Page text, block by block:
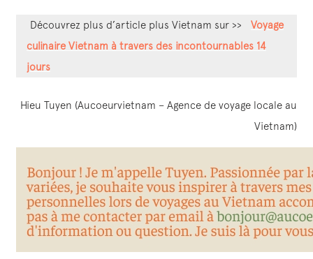
Découvrez plus d’article plus Vietnam sur >>
Voyage
culinaire Vietnam à travers des incontournables 14
jours
Hieu Tuyen (Aucoeurvietnam – Agence de voyage locale au
Vietnam)